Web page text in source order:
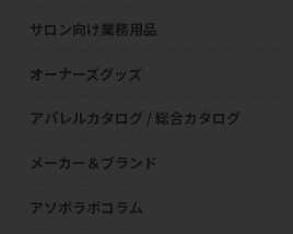
サロン向け業務用品
オーナーズグッズ
アパレルカタログ / 総合カタログ
メーカー＆ブランド
アソボラボコラム